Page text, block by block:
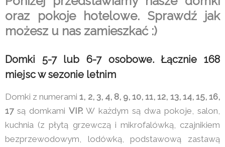
oraz pokoje hotelowe. Sprawdź jak
możesz u nas zamieszkać :)
Domki 5-7 lub 6-7 osobowe. Łącznie 168
miejsc w sezonie letnim
Domki z numerami1, 2, 3, 4, 8, 9, 10, 11, 12, 13, 14, 15, 16,
17są domkamiVIP. W każdym są dwa pokoje, salon,
kuchnia (z płytą grzewczą i mikrofalówką, czajnikiem
bezprzewodowym, lodówką, podstawową zastawą